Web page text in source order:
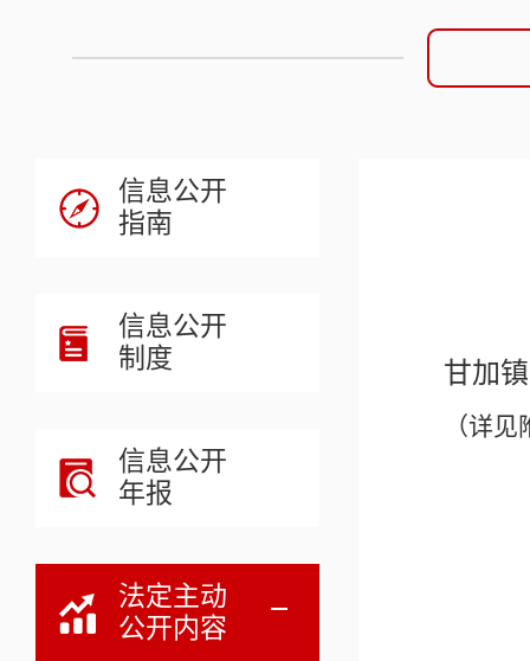
信息公开
指南
信息公开
制度
信息公开
年报
法定主动
公开内容
甘加
（详